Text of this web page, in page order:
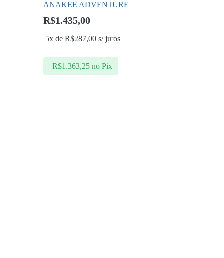
ANAKEE ADVENTURE
R$1.435,00
5x deR$287,00 s/ juros
R$1.363,25 no Pix